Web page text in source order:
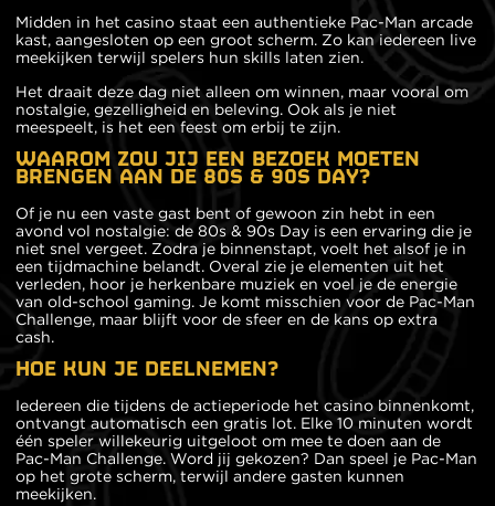
Midden in het casino staat een authentieke Pac-Man arcade
kast, aangesloten op een groot scherm. Zo kan iedereen live
meekijken terwijl spelers hun skills laten zien.
Het draait deze dag niet alleen om winnen, maar vooral om
nostalgie, gezelligheid en beleving. Ook als je niet
meespeelt, is het een feest om erbij te zijn.
WAAROM ZOU JIJ EEN BEZOEK MOETEN
BRENGEN AAN DE 80S & 90S DAY?
Of je nu een vaste gast bent of gewoon zin hebt in een
avond vol nostalgie: de 80s & 90s Day is een ervaring die je
niet snel vergeet. Zodra je binnenstapt, voelt het alsof je in
een tijdmachine belandt. Overal zie je elementen uit het
verleden, hoor je herkenbare muziek en voel je de energie
van old-school gaming. Je komt misschien voor de Pac-Man
Challenge, maar blijft voor de sfeer en de kans op extra
cash.
HOE KUN JE DEELNEMEN?
Iedereen die tijdens de actieperiode het casino binnenkomt,
ontvangt automatisch een gratis lot. Elke 10 minuten wordt
één speler willekeurig uitgeloot om mee te doen aan de
Pac-Man Challenge. Word jij gekozen? Dan speel je Pac-Man
op het grote scherm, terwijl andere gasten kunnen
meekijken.